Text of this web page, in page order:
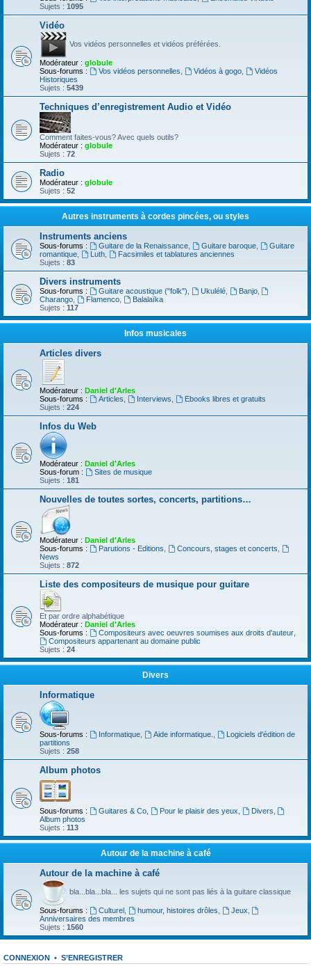
Sujets : 1095
Vidéo
Vos vidéos personnelles et vidéos préférées.
Modérateur : globule
Sous-forums :
Vos vidéos personnelles Vidéos à gogo,
Vidéos
Historiques
Sujets : 5439
Techniques d’enregistrement Audio et Vidéo
Comment faites-vous? Avec quels outils?
Modérateur : globule
Sujets : 72
Radio
Modérateur : globule
Sujets : 52
Autres instruments à cordes pincées, ou styles
Instruments anciens
Sous-forums : Guitare de la Renaissance, Guitare baroque,
Guitare
romantique
Luth,
Facsimiles et tablatures anciennes
Sujets : 83
Divers instruments
Sous-forums : Guitare acoustique ("folk") Ukulélé, Banjo,
Charango
Flamenco,
Balalaïka
Sujets : 117
Infos musicales
Articles divers
Modérateur : Daniel d'Arles
Sous-forums :
Articles Interviews
Ebooks libres et gratuits
Sujets : 224
Infos du Web
Modérateur : Daniel d'Arles
Sous-forum :
Sites de musique
Sujets : 181
Nouvelles de toutes sortes, concerts, partitions…
Modérateur : Daniel d'Arles
Sous-forums :
Parutions - Editions Concours, stages et concerts
News
Sujets : 872
Liste des compositeurs de musique pour guitare
Et par ordre alphabétique
Modérateur : Daniel d'Arles
Sous-forums :
Compositeurs avec oeuvres soumises aux droits d'auteur,
Compositeurs appartenant au domaine public
Sujets : 24
Divers
Informatique
Sous-forums : Informatique, Aide informatique.
Logiciels d'édition de
partitions
Sujets : 258
Album photos
Sous-forums : Guitares & Co, Pour le plaisir des yeux Divers
Album photos
Sujets : 113
Autour de la machine à café
Autour de la machine à café
bla...bla...bla... les sujets qui ne sont pas liés à la guitare classique
Sous-forums : Culturel, humour, histoires drôles Jeux
Anniversaires des membres
Sujets : 1560
CONNEXION • S’ENREGISTRER